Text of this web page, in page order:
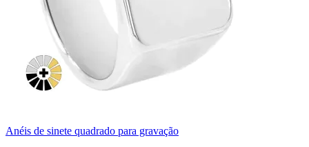
Anéis de sinete quadrado para gravação